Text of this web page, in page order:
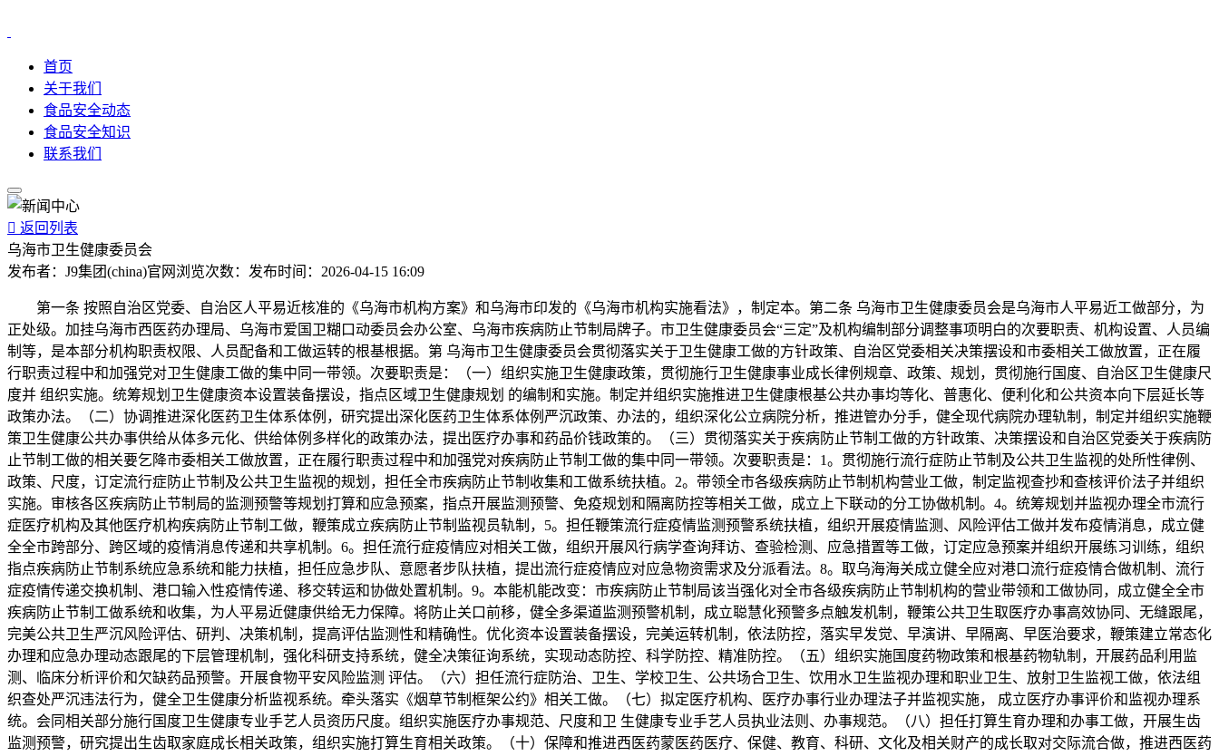
首页
关于我们
食品安全动态
食品安全知识
联系我们
 返回列表
乌海市卫生健康委员会
发布者： J9集团(china)官网 浏览次数： 发布时间： 2026-04-15 16:09
第一条 按照自治区党委、自治区人平易近核准的《乌海市机构方案》和乌海市印发的《乌海市机构实施看法》，制定本。第二条 乌海市卫生健康委员会是乌海市人平易近工做部分，为
正处级。加挂乌海市西医药办理局、乌海市爱国卫糊口动委员会办公室、乌海市疾病防止节制局牌子。市卫生健康委员会“三定”及机构编制部分调整事项明白的次要职责、机构设置、人员编
制等，是本部分机构职责权限、人员配备和工做运转的根基根据。第 乌海市卫生健康委员会贯彻落实关于卫生健康工做的方针政策、自治区党委相关决策摆设和市委相关工做放置，正在履
行职责过程中和加强党对卫生健康工做的集中同一带领。次要职责是：（一）组织实施卫生健康政策，贯彻施行卫生健康事业成长律例规章、政策、规划，贯彻施行国度、自治区卫生健康尺
度并 组织实施。统筹规划卫生健康资本设置装备摆设，指点区域卫生健康规划 的编制和实施。制定并组织实施推进卫生健康根基公共办事均等化、普惠化、便利化和公共资本向下层延长等
政策办法。（二）协调推进深化医药卫生体系体例，研究提出深化医药卫生体系体例严沉政策、办法的，组织深化公立病院分析，推进管办分手，健全现代病院办理轨制，制定并组织实施鞭
策卫生健康公共办事供给从体多元化、供给体例多样化的政策办法，提出医疗办事和药品价钱政策的。（三）贯彻落实关于疾病防止节制工做的方针政策、决策摆设和自治区党委关于疾病防
止节制工做的相关要乞降市委相关工做放置，正在履行职责过程中和加强党对疾病防止节制工做的集中同一带领。次要职责是：1。贯彻施行流行症防止节制及公共卫生监视的处所性律例、
政策、尺度，订定流行症防止节制及公共卫生监视的规划，担任全市疾病防止节制收集和工做系统扶植。2。带领全市各级疾病防止节制机构营业工做，制定监视查抄和查核评价法子并组织
实施。审核各区疾病防止节制局的监测预警等规划打算和应急预案，指点开展监测预警、免疫规划和隔离防控等相关工做，成立上下联动的分工协做机制。4。统筹规划并监视办理全市流行
症医疗机构及其他医疗机构疾病防止节制工做，鞭策成立疾病防止节制监视员轨制，5。担任鞭策流行症疫情监测预警系统扶植，组织开展疫情监测、风险评估工做并发布疫情消息，成立健
全全市跨部分、跨区域的疫情消息传递和共享机制。6。担任流行症疫情应对相关工做，组织开展风行病学查询拜访、查验检测、应急措置等工做，订定应急预案并组织开展练习训练，组织
指点疾病防止节制系统应急系统和能力扶植，担任应急步队、意愿者步队扶植，提出流行症疫情应对应急物资需求及分派看法。8。取乌海海关成立健全应对港口流行症疫情合做机制、流行
症疫情传递交换机制、港口输入性疫情传递、移交转运和协做处置机制。9。本能机能改变：市疾病防止节制局该当强化对全市各级疾病防止节制机构的营业带领和工做协同，成立健全全市
疾病防止节制工做系统和收集，为人平易近健康供给无力保障。将防止关口前移，健全多渠道监测预警机制，成立聪慧化预警多点触发机制，鞭策公共卫生取医疗办事高效协同、无缝跟尾，
完美公共卫生严沉风险评估、研判、决策机制，提高评估监测性和精确性。优化资本设置装备摆设，完美运转机制，依法防控，落实早发觉、早演讲、早隔离、早医治要求，鞭策建立常态化
办理和应急办理动态跟尾的下层管理机制，强化科研支持系统，健全决策征询系统，实现动态防控、科学防控、精准防控。（五）组织实施国度药物政策和根基药物轨制，开展药品利用监
测、临床分析评价和欠缺药品预警。开展食物平安风险监测 评估。（六）担任流行症防治、卫生、学校卫生、公共场合卫生、饮用水卫生监视办理和职业卫生、放射卫生监视工做，依法组
织查处严沉违法行为，健全卫生健康分析监视系统。牵头落实《烟草节制框架公约》相关工做。（七）拟定医疗机构、医疗办事行业办理法子并监视实施， 成立医疗办事评价和监视办理系
统。会同相关部分施行国度卫生健康专业手艺人员资历尺度。组织实施医疗办事规范、尺度和卫 生健康专业手艺人员执业法则、办事规范。（八）担任打算生育办理和办事工做，开展生齿
监测预警，研究提出生齿取家庭成长相关政策，组织实施打算生育相关政策。（十）保障和推进西医药蒙医药医疗、保健、教育、科研、文化及相关财产的成长取对交际流合做，推进西医药